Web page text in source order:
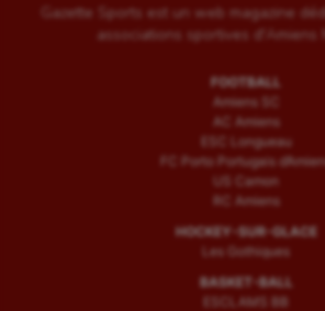
Gazette Sports est un web magazine
associations sportives d'Amiens
FOOTBALL
Amiens SC
AC Amiens
ESC Longueau
FC Porto Portugais
US Camon
RC Amiens
HOCKEY-SUR-GLACE
Les Gothiques
BASKET-BALL
ESCLAMS BB